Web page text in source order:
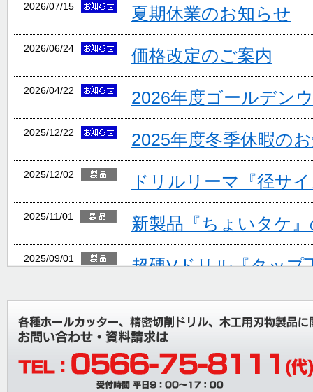
2026/07/15 夏期休業のお知らせ
2026/06/24 価格改定のご案内
2026/04/22 2026年度ゴールデン
2025/12/22 2025年度冬季休暇の
2025/12/02 ドリルリーマ『径サ
2025/11/01 新製品『ちょいタケ
2025/09/01
超硬Vドリル『タップ
ョン追加』
2025/08/06 夏期休業のご案内
2025/07/26
棚卸に伴う出荷停止